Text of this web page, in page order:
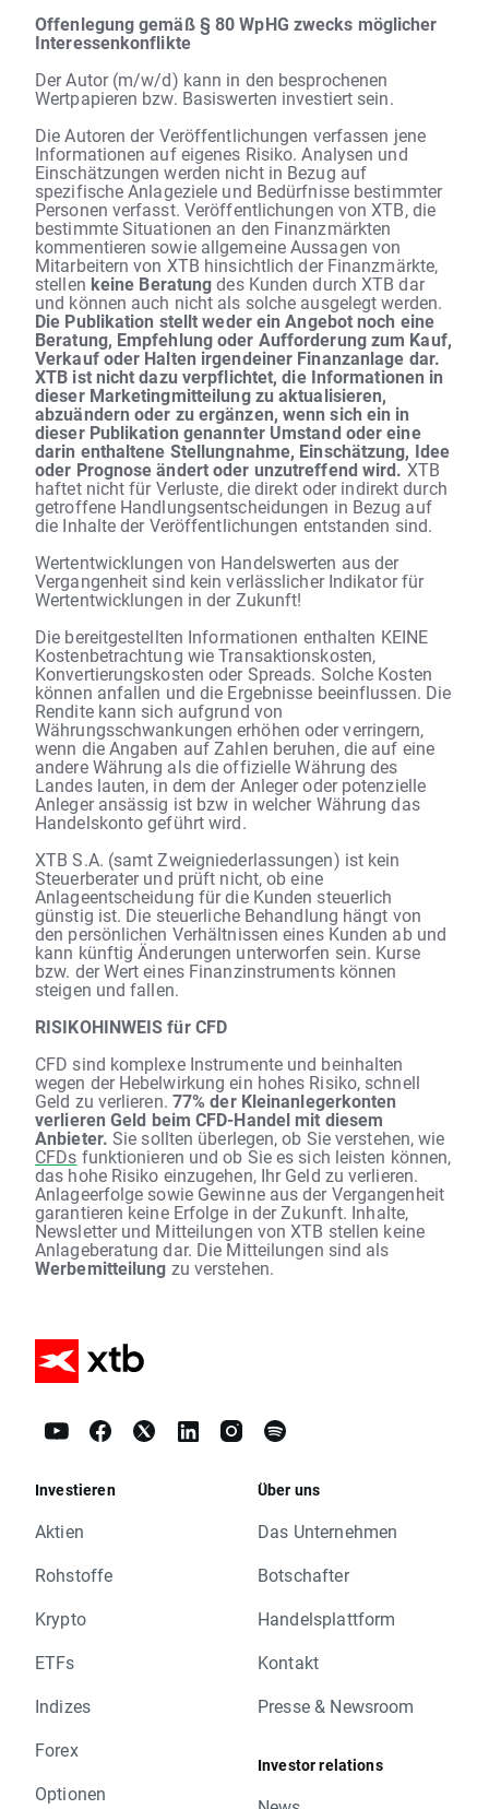
Offenlegung gemäß § 80 WpHG zwecks möglicher
Interessenkonflikte
Der Autor (m/w/d) kann in den besprochenen
Wertpapieren bzw. Basiswerten investiert sein.
Die Autoren der Veröffentlichungen verfassen jene
Informationen auf eigenes Risiko. Analysen und
Einschätzungen werden nicht in Bezug auf
spezifische Anlageziele und Bedürfnisse bestimmter
Personen verfasst. Veröffentlichungen von XTB, die
bestimmte Situationen an den Finanzmärkten
kommentieren sowie allgemeine Aussagen von
Mitarbeitern von XTB hinsichtlich der Finanzmärkte,
stellen keine Beratungdes Kunden durch XTB dar
und können auch nicht als solche ausgelegt werden.
Die Publikation stellt weder ein Angebot noch eine
Beratung, Empfehlung oder Aufforderung zum Kauf,
Verkauf oder Halten irgendeiner Finanzanlage dar.
XTB ist nicht dazu verpflichtet, die Informationen in
dieser Marketingmitteilung zu aktualisieren,
abzuändern oder zu ergänzen, wenn sich ein in
dieser Publikation genannter Umstand oder eine
darin enthaltene Stellungnahme, Einschätzung, Idee
oder Prognose ändert oder unzutreffend wird.XTB
haftet nicht für Verluste, die direkt oder indirekt durch
getroffene Handlungsentscheidungen in Bezug auf
die Inhalte der Veröffentlichungen entstanden sind.
Wertentwicklungen von Handelswerten aus der
Vergangenheit sind kein verlässlicher Indikator für
Wertentwicklungen in der Zukunft!
Die bereitgestellten Informationen enthalten KEINE
Kostenbetrachtung wie Transaktionskosten,
Konvertierungskosten oder Spreads. Solche Kosten
können anfallen und die Ergebnisse beeinflussen. Die
Rendite kann sich aufgrund von
Währungsschwankungen erhöhen oder verringern,
wenn die Angaben auf Zahlen beruhen, die auf eine
andere Währung als die offizielle Währung des
Landes lauten, in dem der Anleger oder potenzielle
Anleger ansässig ist bzw in welcher Währung das
Handelskonto geführt wird.
XTB S.A. (samt Zweigniederlassungen) ist kein
Steuerberater und prüft nicht, ob eine
Anlageentscheidung für die Kunden steuerlich
günstig ist. Die steuerliche Behandlung hängt von
den persönlichen Verhältnissen eines Kunden ab und
kann künftig Änderungen unterworfen sein. Kurse
bzw. der Wert eines Finanzinstruments können
steigen und fallen.
RISIKOHINWEIS für CFD
CFD sind komplexe Instrumente und beinhalten
wegen der Hebelwirkung ein hohes Risiko, schnell
Geld zu verlieren. 77% der Kleinanlegerkonten
verlieren Geld beim CFD-Handel mit diesem
Anbieter. Sie sollten überlegen, ob Sie verstehen, wie
CFDs funktionieren und ob Sie es sich leisten können,
das hohe Risiko einzugehen, Ihr Geld zu verlieren.
Anlageerfolge sowie Gewinne aus der Vergangenheit
garantieren keine Erfolge in der Zukunft. Inhalte,
Newsletter und Mitteilungen von XTB stellen keine
Anlageberatung dar. Die Mitteilungen sind als
Werbemitteilung zu verstehen.
Investieren
Aktien
Rohstoffe
Krypto
ETFs
Indizes
Forex
Optionen
Über uns
Das Unternehmen
Botschafter
Handelsplattform
Kontakt
Presse & Newsroom
Investor relations